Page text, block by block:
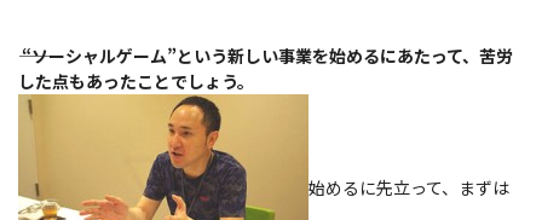
――“ソーシャルゲーム”という新しい事業を始めるにあたって、苦労
した点もあったことでしょう。
始めるに先立って、まずは